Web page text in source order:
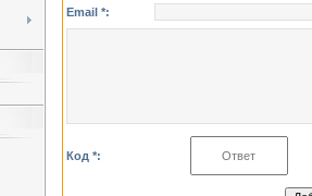
Email *:
Код *: